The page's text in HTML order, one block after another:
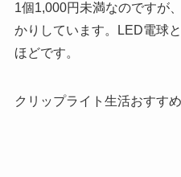
1個1,000円未満なのですが
かりしています。LED電球
ほどです。
クリップライト生活おすすめ